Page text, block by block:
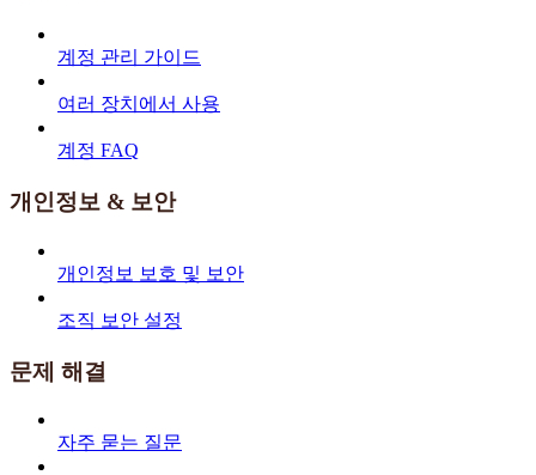
계정 관리 가이드
여러 장치에서 사용
계정 FAQ
개인정보 & 보안
개인정보 보호 및 보안
조직 보안 설정
문제 해결
자주 묻는 질문